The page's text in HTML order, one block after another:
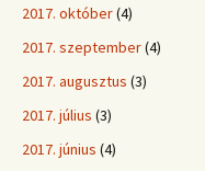
2017. október(4)
2017. szeptember(4)
2017. augusztus (3)
2017. július (3)
2017. június (4)